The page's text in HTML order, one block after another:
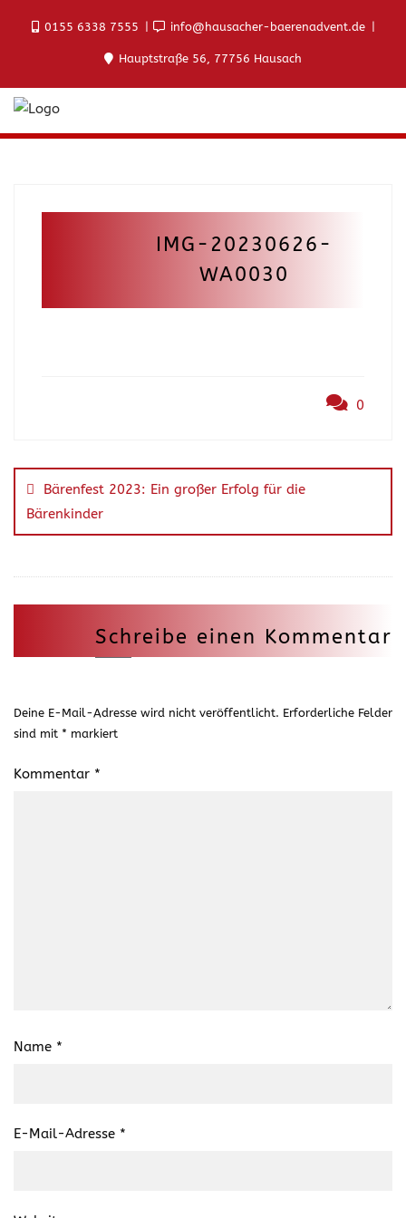
0155 6338 7555 info@hausacher-baerenadvent.de
Hauptstraße 56, 77756 Hausach
IMG-20230626-
WA0030
0
Bärenfest 2023: Ein großer Erfolg für die
Bärenkinder
Schreibe einen Kommentar
Deine E-Mail-Adresse wird nicht veröffentlicht. Erforderliche Felder
sind mit * markiert
Kommentar *
Name *
E-Mail-Adresse *